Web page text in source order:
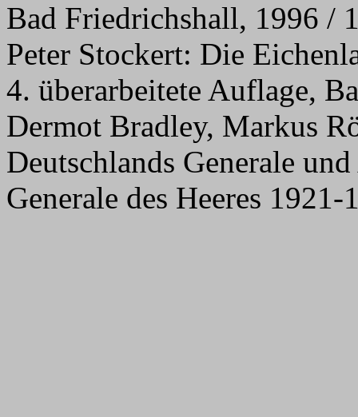
Bad Friedrichshall, 1996 /
Peter Stockert: Die
4. überarbeitete Auflage,
Dermot Bradley, Markus
Deutschlands Generale
Generale des Heeres